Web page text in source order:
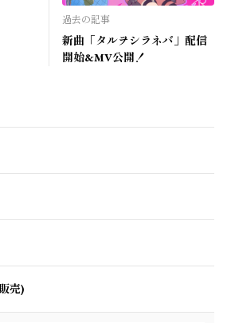
過去の記事
新曲「タルヲシラネバ」配信
開始&MV公開！
売)